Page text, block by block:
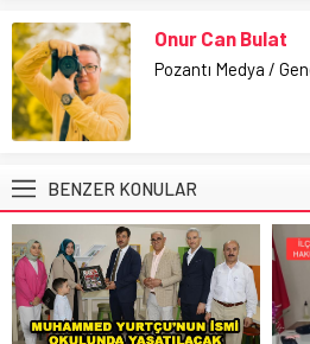
Onur Can Bulat
Pozantı Medya /
BENZER KONULAR